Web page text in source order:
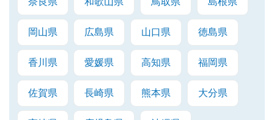
岡山県 広島県 山口県 徳島県
香川県 愛媛県 高知県 福岡県
佐賀県 長崎県 熊本県 大分県